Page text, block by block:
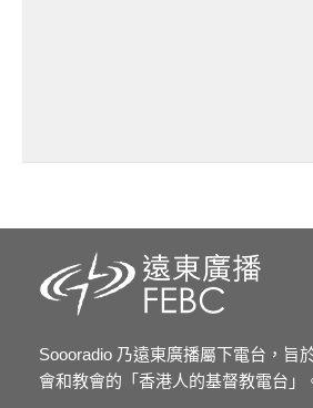
Soooradio 乃遠東廣播屬下電台，旨
會和教會的「香港人的基督教電台」